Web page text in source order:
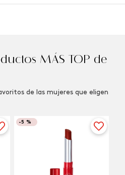
MÁS TOP de
de las mujeres que eligen
-5 %